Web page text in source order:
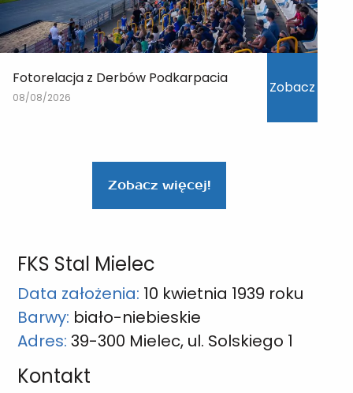
Fotorelacja z Derbów Podkarpacia
08/08/2026
Zobacz
Zobacz więcej!
FKS Stal Mielec
Data założenia: 10 kwietnia 1939 roku
Barwy: biało-niebieskie
Adres: 39-300 Mielec, ul. Solskiego 1
Kontakt